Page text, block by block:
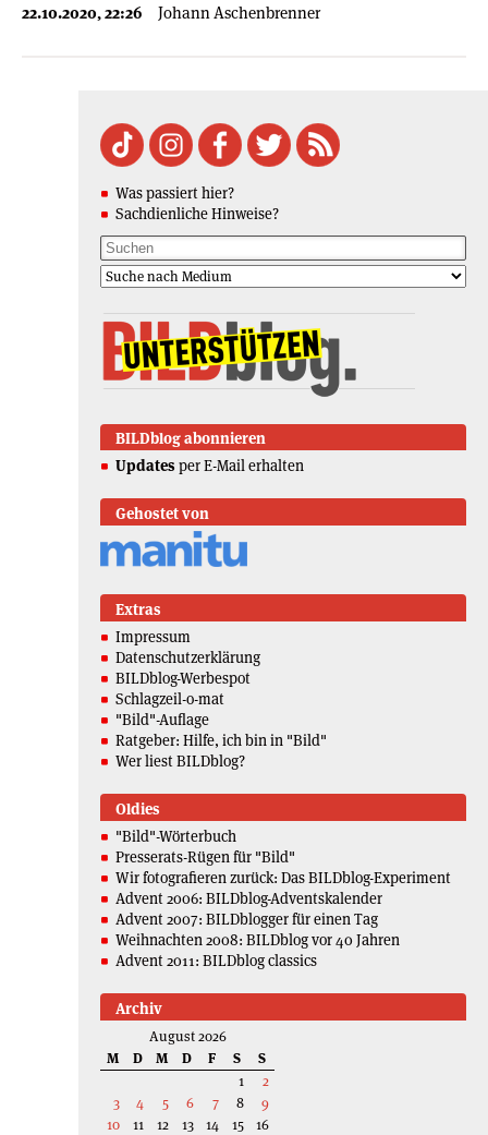
22.10.2020, 22:26 Johann Aschenbrenner
Was passiert hier?
Sachdienliche Hinweise?
BILDblog abonnieren
Updates per E-Mail erhalten
Gehostet von
Extras
Impressum
Datenschutzerklärung
BILDblog-Werbespot
Schlagzeil-o-mat
"Bild"-Auflage
Ratgeber: Hilfe, ich bin in "Bild"
Wer liest BILDblog?
Oldies
"Bild"-Wörterbuch
Presserats-Rügen für "Bild"
Wir fotografieren zurück: Das BILDblog-Experiment
Advent 2006: BILDblog-Adventskalender
Advent 2007: BILDblogger für einen Tag
Weihnachten 2008: BILDblog vor 40 Jahren
Advent 2011: BILDblog classics
Archiv
August 2026
M
D M D F S
S
1
2
3
4 5 6 7 8
9
10
11 12 13 14 15 16